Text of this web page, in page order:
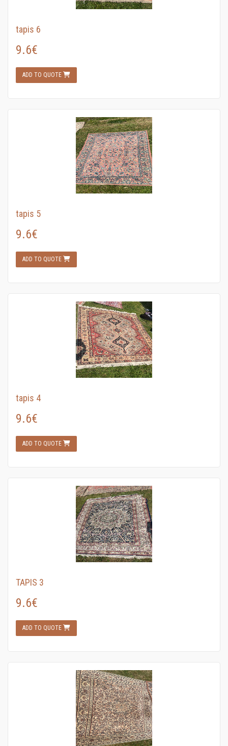
tapis 6
9.6€
ADD TO QUOTE
tapis 5
9.6€
ADD TO QUOTE
tapis 4
9.6€
ADD TO QUOTE
TAPIS 3
9.6€
ADD TO QUOTE